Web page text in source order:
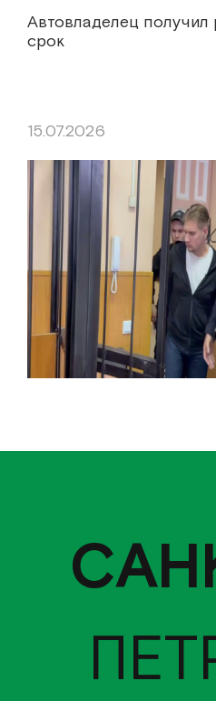
Автовладелец получил
срок
15.07.2026